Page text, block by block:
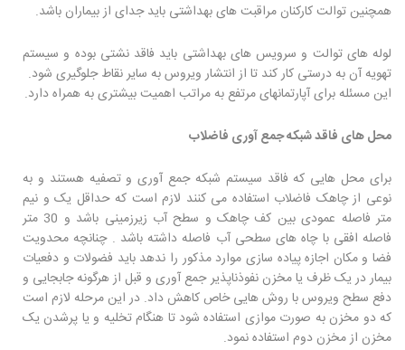
همچنین توالت کارکنان مراقبت های بهداشتی باید جدای از بیماران باشد.
لوله های توالت و سرویس های بهداشتی باید فاقد نشتی بوده و سیستم
تهویه آن به درستی کار کند تا از انتشار ویروس به سایر نقاط جلوگیری شود.
این مسئله برای آپارتمانهای مرتفع به مراتب اهمیت بیشتری به همراه دارد.
محل های فاقد شبکه جمع آوری فاضلاب
برای محل هایی که فاقد سیستم شبکه جمع آوری و تصفیه هستند و به
نوعی از چاهک فاضلاب استفاده می کنند لازم است که حداقل یک و نیم
متر فاصله عمودی بین کف چاهک و سطح آب زیرزمینی باشد و 30 متر
فاصله افقی با چاه های سطحی آب فاصله داشته باشد . چنانچه محدویت
فضا و مکان اجازه پیاده سازی موارد مذکور را ندهد باید فضولات و دفعیات
بیمار در یک ظرف یا مخزن نفوذناپذیر جمع آوری و قبل از هرگونه جابجایی و
دفع سطح ویروس با روش هایی خاص کاهش داد. در این مرحله لازم است
که دو مخزن به صورت موازی استفاده شود تا هنگام تخلیه و یا پرشدن یک
مخزن از مخزن دوم استفاده نمود.